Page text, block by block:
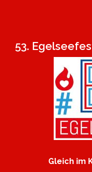
53.
Gleich im